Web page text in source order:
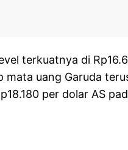
terkuatnya di
mata uang Garuda
per dolar AS